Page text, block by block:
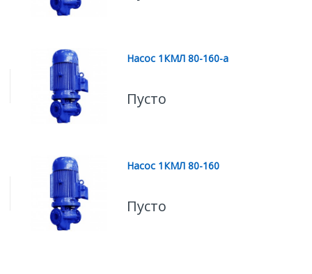
Насос 1КМЛ 80-160-а
Пусто
Насос 1КМЛ 80-160
Пусто